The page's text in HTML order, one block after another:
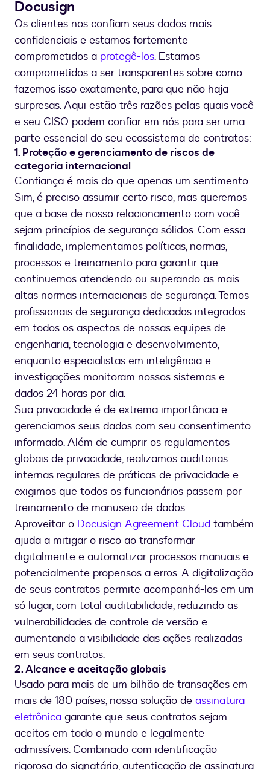
Docusign
Os clientes nos confiam seus dados mais
confidenciais e estamos fortemente
comprometidos a protegê-los. Estamos
comprometidos a ser transparentes sobre como
fazemos isso exatamente, para que não haja
surpresas. Aqui estão três razões pelas quais você
e seu CISO podem confiar em nós para ser uma
parte essencial do seu ecossistema de contratos:
1. Proteção e gerenciamento de riscos de
categoria internacional
Confiança é mais do que apenas um sentimento.
Sim, é preciso assumir certo risco, mas queremos
que a base de nosso relacionamento com você
sejam princípios de segurança sólidos. Com essa
finalidade, implementamos políticas, normas,
processos e treinamento para garantir que
continuemos atendendo ou superando as mais
altas normas internacionais de segurança. Temos
profissionais de segurança dedicados integrados
em todos os aspectos de nossas equipes de
engenharia, tecnologia e desenvolvimento,
enquanto especialistas em inteligência e
investigações monitoram nossos sistemas e
dados 24 horas por dia.
Sua privacidade é de extrema importância e
gerenciamos seus dados com seu consentimento
informado. Além de cumprir os regulamentos
globais de privacidade, realizamos auditorias
internas regulares de práticas de privacidade e
exigimos que todos os funcionários passem por
treinamento de manuseio de dados.
Aproveitar o Docusign Agreement Cloud também
ajuda a mitigar o risco ao transformar
digitalmente e automatizar processos manuais e
potencialmente propensos a erros. A digitalização
de seus contratos permite acompanhá-los em um
só lugar, com total auditabilidade, reduzindo as
vulnerabilidades de controle de versão e
aumentando a visibilidade das ações realizadas
em seus contratos.
2. Alcance e aceitação globais
Usado para mais de um bilhão de transações em
mais de 180 países, nossa solução de assinatura
eletrônica garante que seus contratos sejam
aceitos em todo o mundo e legalmente
admissíveis. Combinado com identificação
rigorosa do signatário, autenticação de assinatura